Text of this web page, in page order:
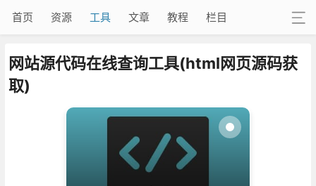
首页 资源 工具 文章 教程 栏目
网站源代码在线查询工具(html网页源码获
取)